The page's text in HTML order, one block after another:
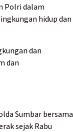
Polri dalam
hidup dan
dan
dan
Sumbar bersama
sejak Rabu